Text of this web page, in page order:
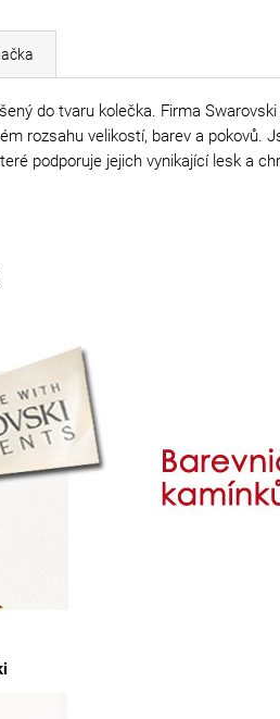
do tvaru kolečka. Firma
rozsahu velikostí, barev a
podporuje jejich vynikající lesk a